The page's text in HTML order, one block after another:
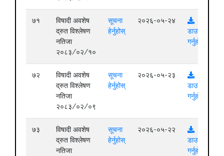
७१
विषादी अवशेष
द्रुत विश्लेषण
नतिजा
२०८३/०२/१०
सूचना
हेर्नुहोस्
२०२६-०५-२४
डाउनलोड
गर्नुहोस्
७२
विषादी अवशेष
द्रुत विश्लेषण
नतिजा
२०८३/०२/०९
सूचना
हेर्नुहोस्
२०२६-०५-२३
डाउनलोड
गर्नुहोस्
७३
विषादी अवशेष
द्रुत विश्लेषण
नतिजा
सूचना
हेर्नुहोस्
२०२६-०५-२२
डाउनलोड
गर्नुहोस्